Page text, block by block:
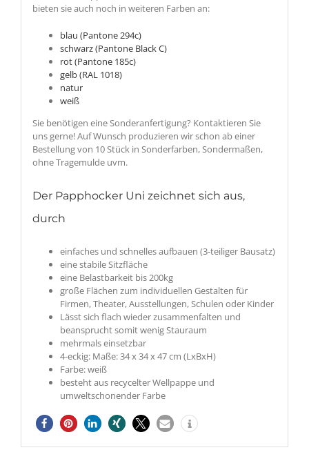
bieten sie auch noch in weiteren Farben an:
blau (Pantone 294c)
schwarz (Pantone Black C)
rot (Pantone 185c)
gelb (RAL 1018)
natur
weiß
Sie benötigen eine Sonderanfertigung? Kontaktieren Sie
uns gerne! Auf Wunsch produzieren wir schon ab einer
Bestellung von 10 Stück in Sonderfarben, Sondermaßen,
ohne Tragemulde uvm.
Der Papphocker Uni zeichnet sich aus,
durch
einfaches und schnelles aufbauen (3-teiliger Bausatz)
eine stabile Sitzfläche
eine Belastbarkeit bis 200kg
große Flächen zum individuellen Gestalten für
Firmen, Theater, Ausstellungen, Schulen oder Kinder
Lässt sich flach wieder zusammenfalten und
beansprucht somit wenig Stauraum
mehrmals einsetzbar
4-eckig: Maße: 34 x 34 x 47 cm (LxBxH)
Farbe: weiß
besteht aus recycelter Wellpappe und
umweltschonender Farbe